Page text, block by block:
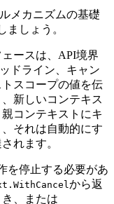
メカニズムの基礎
ましょう。
ースは、API境界
ドライン、キャン
スコープの値を伝
新しいコンテキス
コンテキストにキ
それは自動的にす
れます。
を停止する必要があ
から返
、または